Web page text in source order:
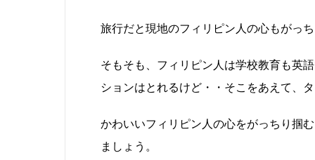
旅行だと現地のフィリピン人の心もがっ
そもそも、フィリピン人は学校教育も英
ションはとれるけど・・ そこをあえて、
かわいいフィリピン人の心をがっちり掴
ましょう。